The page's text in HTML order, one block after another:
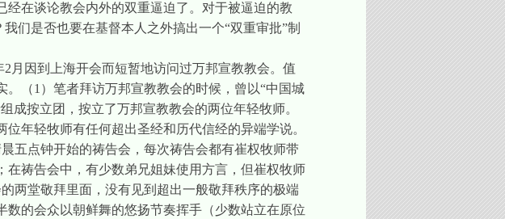
在谈论教会内外的双重逼迫了。对于被逼迫的教
们是否也要在基督本人之外搞出一个“双重审批”制
2 月因到上海开会而短暂地访问过万邦宣教教会。值
。（1 ）笔者拜访万邦宣教教会的时候，曾以“中国城
成按立团，按立了万邦宣教教会的两位年轻牧师。
年轻牧师有任何超出圣经和历代信经的异端学说。
五点钟开始的祷告会，每次祷告会都有崔权牧师带
祷告会中，有少数弟兄姐妹使用方言，但崔权牧师
两堂敬拜里面，没有见到超出一般敬拜秩序的极端
的会众以朝鲜舞的悠扬节奏挥手（少数站立在原位